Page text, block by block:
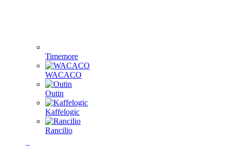
Timemore
WACACO
Outin
Kaffelogic
Rancilio